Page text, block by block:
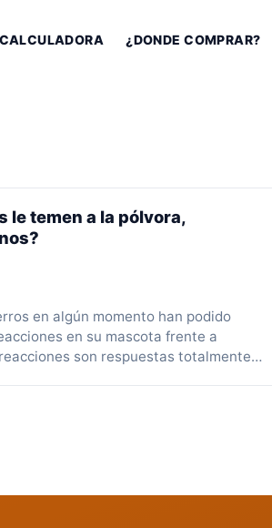
CALCULADORA ¿DONDE COMPRAR?
le temen a la pólvora,
en algún momento han podido
en su mascota frente a
son respuestas totalmente